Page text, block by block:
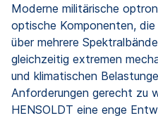
Moderne militärische
optische Komponenten, die
über mehrere
gleichzeitig extremen
und klimatischen
Anforderungen gerecht zu
HENSOLDT eine enge